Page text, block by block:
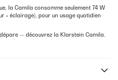
la Camila consomme seulement 74 W
+ éclairage), pour un usage quotidien
— découvrez la Klarstein Camila.